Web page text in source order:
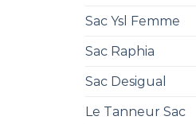
Sac Ysl Femme
Sac Raphia
Sac Desigual
Le Tanneur Sac